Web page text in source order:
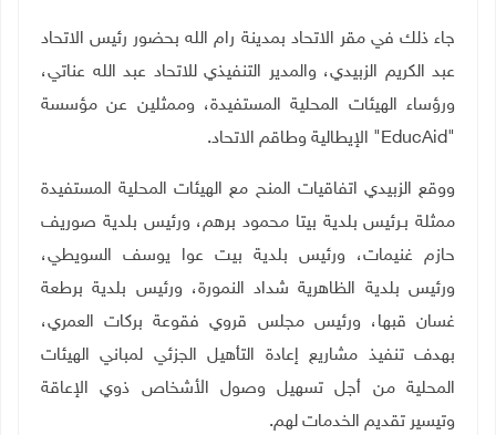
جاء ذلك في مقر الاتحاد بمدينة رام الله بحضور رئيس الاتحاد
عبد الكريم الزبيدي، والمدير التنفيذي للاتحاد عبد الله عناتي،
ورؤساء الهيئات المحلية المستفيدة، وممثلين عن مؤسسة
"
EducAid" الإيطالية وطاقم الاتحاد.
ووقع الزبيدي اتفاقيات المنح مع الهيئات المحلية المستفيدة
ممثلة بـرئيس بلدية بيتا محمود برهم، ورئيس بلدية صوريف
حازم غنيمات، ورئيس بلدية بيت عوا يوسف السويطي،
ورئيس بلدية الظاهرية شداد النمورة، ورئيس بلدية برطعة
غسان قبها، ورئيس مجلس قروي فقوعة بركات العمري،
بهدف تنفيذ مشاريع إعادة التأهيل الجزئي لمباني الهيئات
المحلية من أجل تسهيل وصول الأشخاص ذوي الإعاقة
وتيسير تقديم الخدمات لهم.